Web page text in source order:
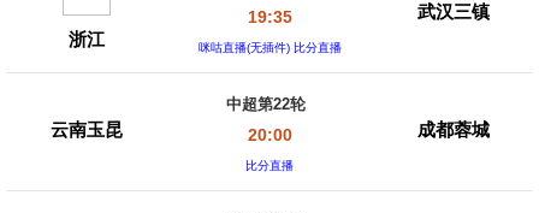
浙江
19:35
咪咕直播(无插件) 比分直播
武汉三镇
云南玉昆
中超第22轮
20:00
比分直播
成都蓉城